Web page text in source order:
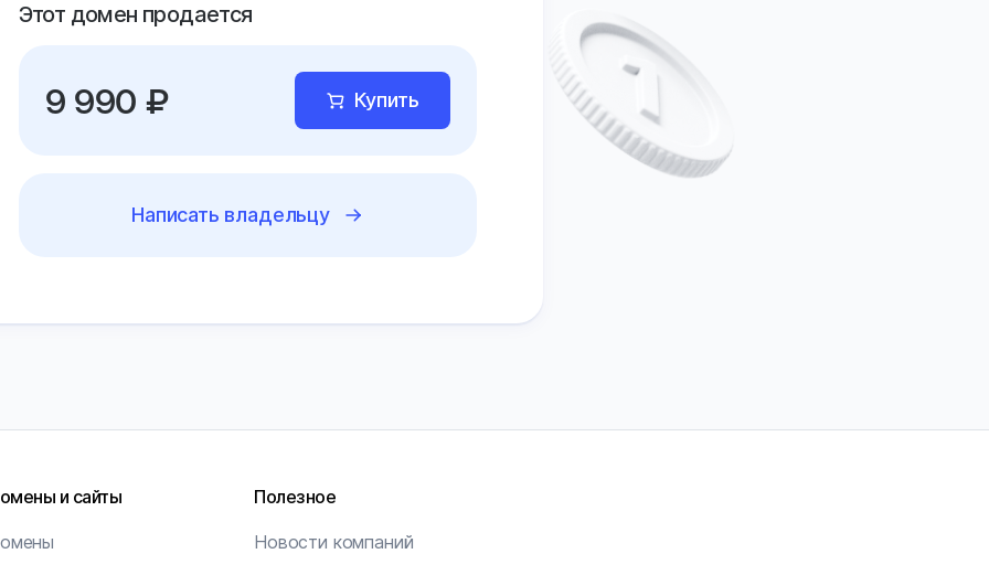
Этот домен продается
9 990 ₽ Купить
Написать владельцу
и сайты Полезное
Новости компаний